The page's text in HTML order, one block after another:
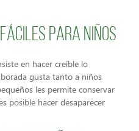
fáciles para niños
en hacer creíble lo
gusta tanto a niños
les permite conservar
posible hacer desaparecer